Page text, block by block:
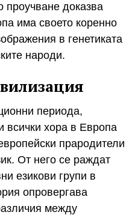
проучване доказва
има своето коренно
в генетиката
народи.
периода,
всички хора в Европа
прародители
От него се раждат
езикови групи в
опровергава
между